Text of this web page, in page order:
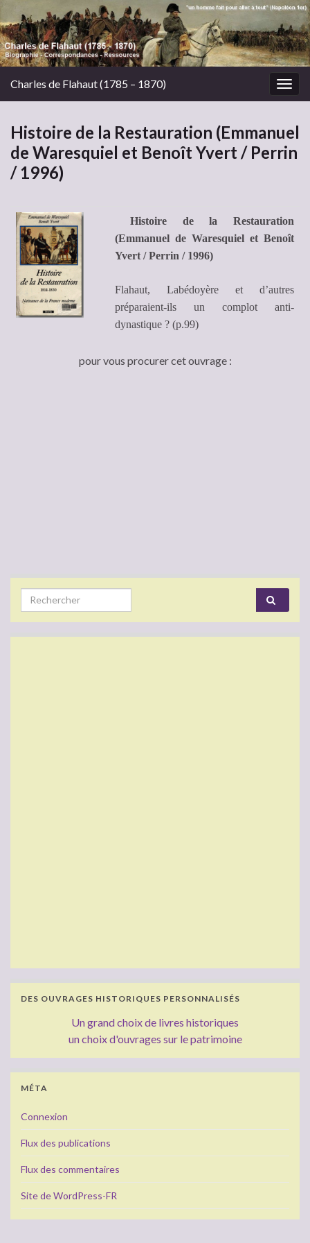
Charles de Flahaut (1785 – 1870)
Histoire de la Restauration (Emmanuel
de Waresquiel et Benoît Yvert / Perrin
/ 1996)
Histoire de la Restauration
(Emmanuel de Waresquiel et Benoît
Yvert / Perrin / 1996)
Flahaut, Labédoyère et d’autres
préparaient-ils un complot anti-
dynastique ? (p.99)
pour vous procurer cet ouvrage :
Search for:
DES OUVRAGES HISTORIQUES PERSONNALISÉS
Un grand choix de livres historiques
un choix d'ouvrages sur le patrimoine
MÉTA
Connexion
Flux des publications
Flux des commentaires
Site de WordPress-FR